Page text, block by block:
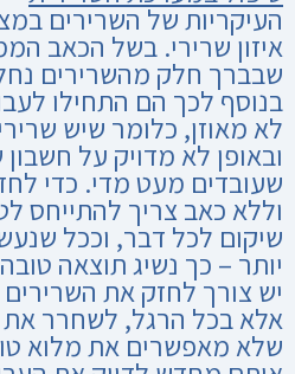
העיקריות של השרירים
איזון שרירי. בשל הכאב
שבברך חלק מהשרירים
בנוסף לכך הם התחילו
לא מאוזן, כלומר שיש
ובאופן לא מדויק על
שעובדים מעט מדי. כדי
וללא כאב צריך להתייחס
שיקום לכל דבר, וככל
יותר – כך נשיג תוצאה
יש צורך לחזק את
אלא בכל הרגל, לשחרר את
שלא מאפשרים את מלוא